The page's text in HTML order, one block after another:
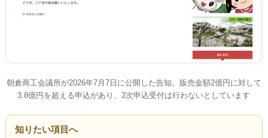
朝倉商工会議所が2026年7月7日に公開した告知。販売金額2億円に対して
3.8億円を超える申込があり、2次申込受付は行わないとしています
知りたい項目へ